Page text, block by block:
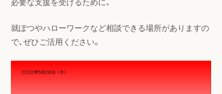
就ぽつやハローワークなど相談できる場所がありますの
で、ぜひご活用ください。